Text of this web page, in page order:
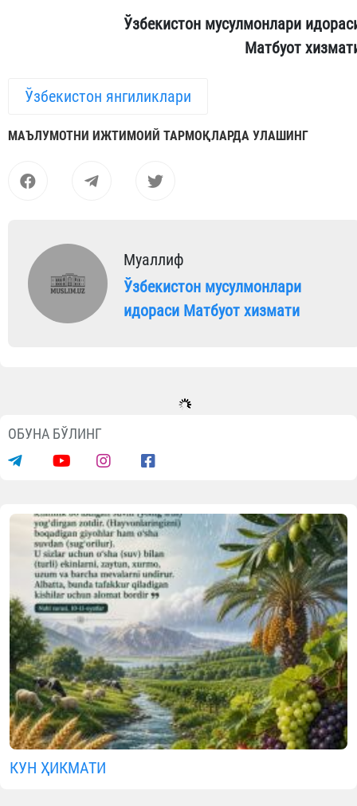
Ўзбекистон мусулмонлари
Матбуот
Ўзбекистон янгиликлари
МАЪЛУМОТНИ ИЖТИМОИЙ ТАРМОҚЛАРДА УЛАШИНГ
Муаллиф
Ўзбекистон мусулмонлари
идораси Матбуот хизмати
ОБУНА БЎЛИНГ
КУН ҲИКМАТИ